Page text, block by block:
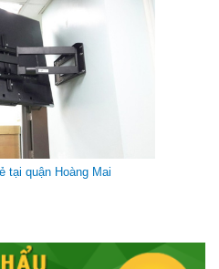
VNĐ
tại quận Hoàng Mai